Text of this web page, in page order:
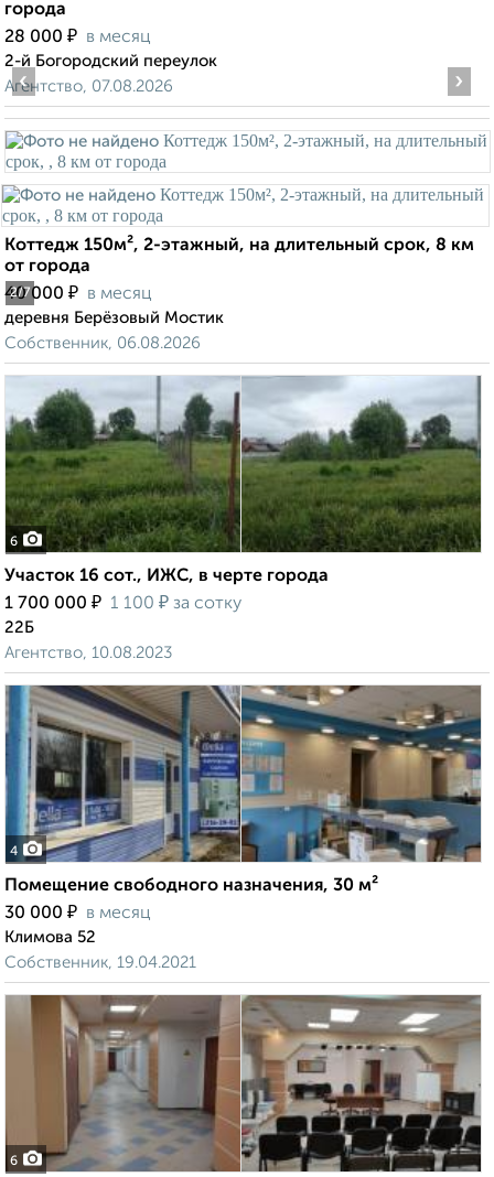
города
28 000 ₽ в месяц
2-й Богородский переулок
Агентство, 07.08.2026
2/7
‹ ›
Коттедж 150м², 2-этажный, на длительный срок, 8 км
от города
40 000 ₽ в месяц
деревня Берёзовый Мостик
Собственник, 06.08.2026
6
Участок 16 сот., ИЖС, в черте города
1 700 000 ₽ 1 100 ₽ за сотку
22Б
Агентство, 10.08.2023
4
Помещение свободного назначения, 30 м²
30 000 ₽ в месяц
Климова 52
Собственник, 19.04.2021
6